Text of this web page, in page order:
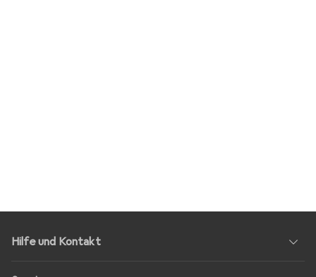
Hilfe und Kontakt